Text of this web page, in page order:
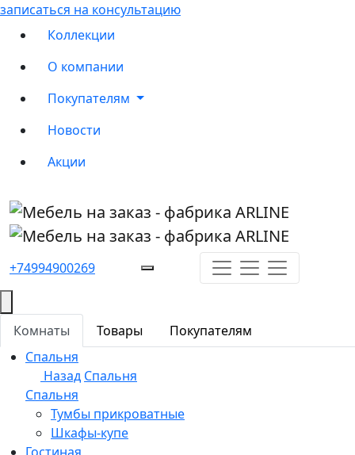
записаться на консультацию
Коллекции
О компании
Покупателям
Новости
Акции
+74994900269